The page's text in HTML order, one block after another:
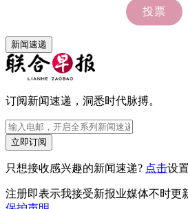
新闻速递
订阅新闻速递，洞悉时代脉搏。
立即订阅
只想接收感兴趣的新闻速递? 点击设
注册即表示我接受新报业媒体不时更